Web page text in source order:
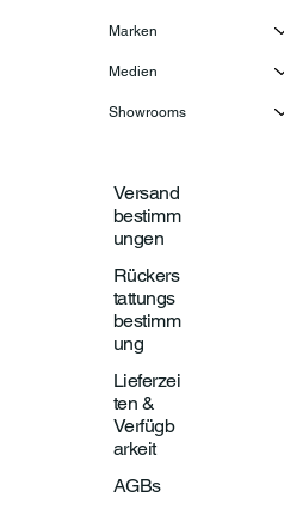
Versand
bestimm
ungen
Rückers
tattungs
bestimm
ung
AGBs
Lieferzei
ten &
Verfügb
arkeit
Marken
Medien
Showrooms